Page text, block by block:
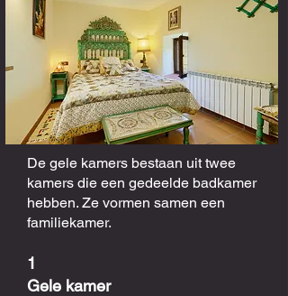
De gele kamers bestaan ​​uit twee
kamers die een gedeelde badkamer
hebben. Ze vormen samen een
familiekamer.
1
Gele kamer